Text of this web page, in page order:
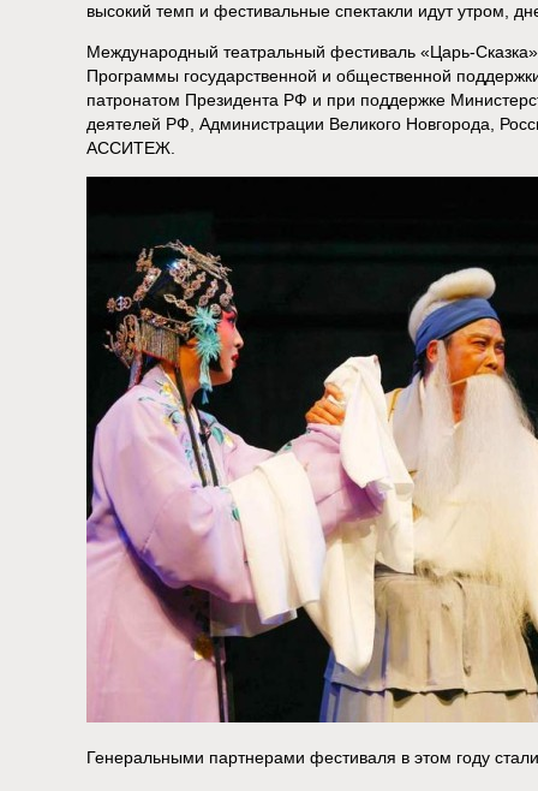
высокий темп и фестивальные спектакли идут утром,
Международный театральный фестиваль «Царь-
Программы государственной и общественной
патронатом Президента РФ и при поддержке
деятелей РФ, Администрации Великого Новгорода,
АССИТЕЖ.
Генеральными партнерами фестиваля в этом году